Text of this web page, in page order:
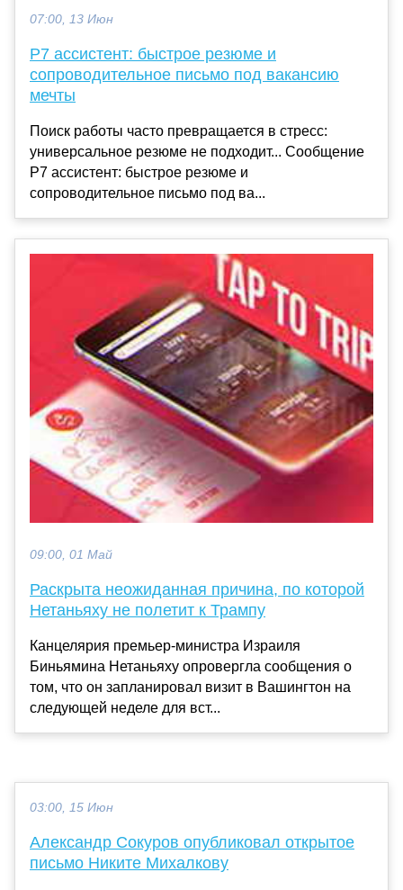
07:00, 13 Июн
Р7 ассистент: быстрое резюме и
сопроводительное письмо под вакансию
мечты
Поиск работы часто превращается в стресс:
универсальное резюме не подходит... Сообщение
Р7 ассистент: быстрое резюме и
сопроводительное письмо под ва...
09:00, 01 Май
Раскрыта неожиданная причина, по которой
Нетаньяху не полетит к Трампу
Канцелярия премьер-министра Израиля
Биньямина Нетаньяху опровергла сообщения о
том, что он запланировал визит в Вашингтон на
следующей неделе для вст...
03:00, 15 Июн
Александр Сокуров опубликовал открытое
письмо Никите Михалкову